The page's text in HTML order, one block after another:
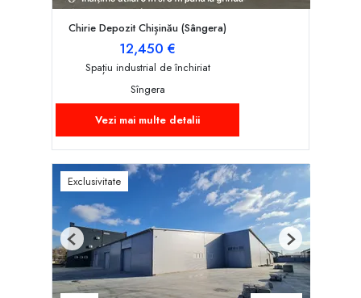
Chirie Depozit Chișinău (Sângera)
12,450 €
Spațiu industrial de închiriat
Sîngera
Vezi mai multe detalii
Exclusivitate
Previous Next